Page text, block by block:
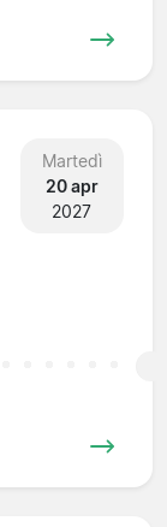
Martedì
20 apr
2027